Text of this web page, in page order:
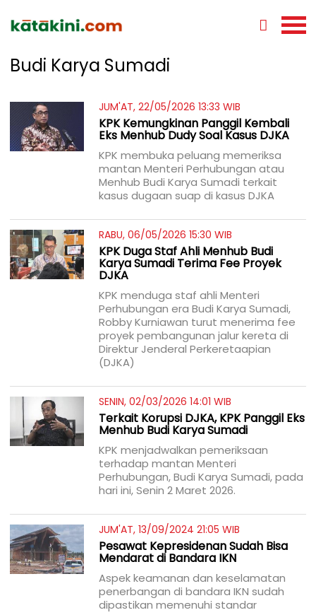
Budi Karya Sumadi
JUM'AT, 22/05/2026 13:33 WIB
KPK Kemungkinan Panggil Kembali
Eks Menhub Dudy Soal Kasus DJKA
KPK membuka peluang memeriksa
mantan Menteri Perhubungan atau
Menhub Budi Karya Sumadi terkait
kasus dugaan suap di kasus DJKA
RABU, 06/05/2026 15:30 WIB
KPK Duga Staf Ahli Menhub Budi
Karya Sumadi Terima Fee Proyek
DJKA
KPK menduga staf ahli Menteri
Perhubungan era Budi Karya Sumadi,
Robby Kurniawan turut menerima fee
proyek pembangunan jalur kereta di
Direktur Jenderal Perkeretaapian
(DJKA)
SENIN, 02/03/2026 14:01 WIB
Terkait Korupsi DJKA, KPK Panggil Eks
Menhub Budi Karya Sumadi
KPK menjadwalkan pemeriksaan
terhadap mantan Menteri
Perhubungan, Budi Karya Sumadi, pada
hari ini, Senin 2 Maret 2026.
JUM'AT, 13/09/2024 21:05 WIB
Pesawat Kepresidenan Sudah Bisa
Mendarat di Bandara IKN
Aspek keamanan dan keselamatan
penerbangan di bandara IKN sudah
dipastikan memenuhi standar